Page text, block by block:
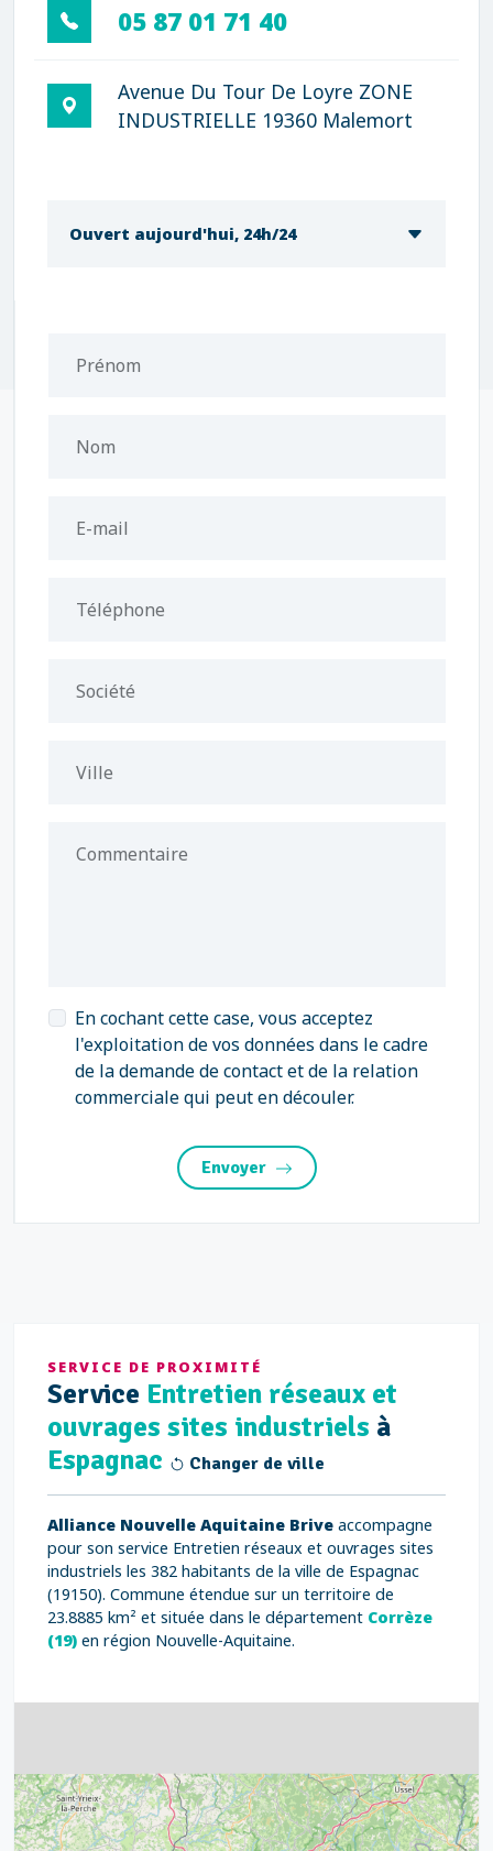
05 87 01 71 40
Avenue Du Tour De Loyre ZONE
INDUSTRIELLE 19360 Malemort
Ouvert aujourd'hui, 24h/24
Prénom
Nom
E-mail
Téléphone
Société
Ville
Commentaire
En cochant cette case, vous acceptez
l'exploitation de vos données dans le cadre
de la demande de contact et de la relation
commerciale qui peut en découler.
Envoyer
SERVICE DE PROXIMITÉ
Service Entretien réseaux et
ouvrages sites industriels à
Espagnac
Changer de ville
Alliance Nouvelle Aquitaine Brive accompagne
pour son service Entretien réseaux et ouvrages sites
industriels les 382 habitants de la ville de Espagnac
(19150). Commune étendue sur un territoire de
23.8885 km² et située dans le département Corrèze
(19) en région Nouvelle-Aquitaine.
4